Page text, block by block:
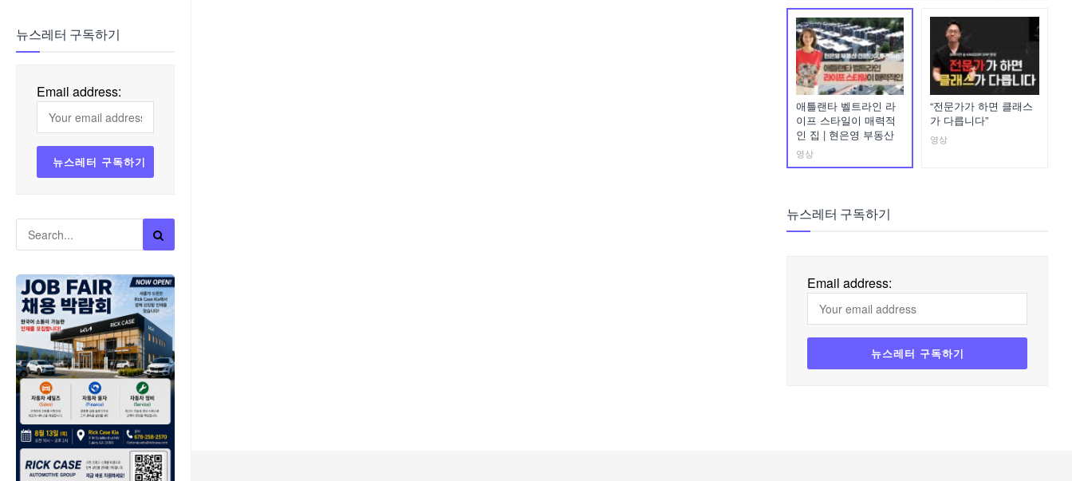
뉴스레터 구독하기
Email address:
애틀랜타 벨트라인 라
이프 스타일이 매력적
인 집 | 현은영 부동산
영상
“전문가가 하면 클래스
가 다릅니다”
영상
뉴스레터 구독하기
Email address: